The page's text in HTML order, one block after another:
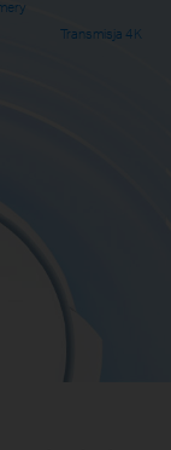
Transmisja 4K